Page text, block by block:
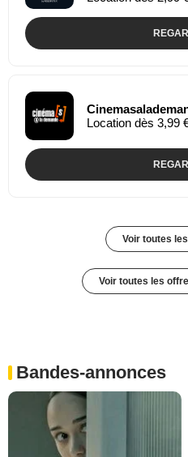
Location dès 3,99
Voir toutes
Voir toutes les
Bandes-annonces